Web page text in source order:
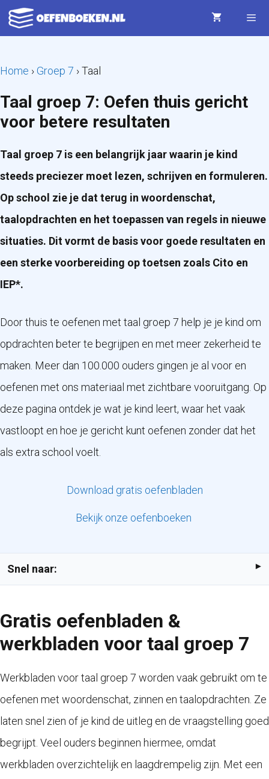
Ga
naar
inhoud
Home ›Groep 7 ›Taal
Taal groep 7: Oefen thuis gericht
voor betere resultaten
Taal groep 7 is een belangrijk jaar waarin je kind
steeds preciezer moet lezen, schrijven en formuleren.
Op school zie je dat terug in woordenschat,
taalopdrachten en het toepassen van regels in nieuwe
situaties. Dit vormt de basis voor goede resultaten en
een sterke voorbereiding op toetsen zoals Cito en
IEP*.
Door thuis te oefenen met taal groep 7 help je je kind om
opdrachten beter te begrijpen en met meer zekerheid te
maken. Meer dan 100.000 ouders gingen je al voor en
oefenen met ons materiaal met zichtbare vooruitgang. Op
deze pagina ontdek je wat je kind leert, waar het vaak
vastloopt en hoe je gericht kunt oefenen zonder dat het
als extra school voelt.
Download gratis oefenbladen
Bekijk onze oefenboeken
Snel naar:
Gratis oefenbladen &
werkbladen voor taal groep 7
Werkbladen voor taal groep 7 worden vaak gebruikt om te
oefenen met woordenschat, zinnen en taalopdrachten. Ze
laten snel zien of je kind de uitleg en de vraagstelling goed
begrijpt. Veel ouders beginnen hiermee, omdat
werkbladen overzichtelijk en laagdrempelig zijn. Met een